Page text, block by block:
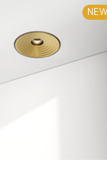
NEW